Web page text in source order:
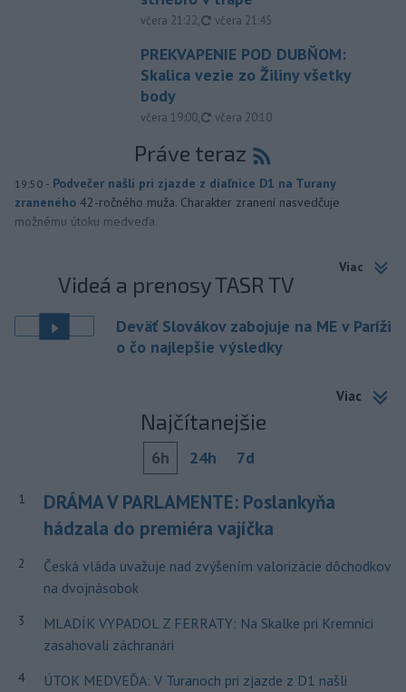
včera 21:22, aktualizované
včera 21:45
PREKVAPENIE POD DUBŇOM:
Skalica vezie zo Žiliny všetky
body
včera 19:00, aktualizované
včera 20:10
Práve teraz
19:50 - Podvečer našli pri zjazde z diaľnice D1 na Turany
zraneného 42-ročného muža. Charakter zranení nasvedčuje
možnému útoku medveďa.
Viac
Videá a prenosy TASR TV
Deväť Slovákov zabojuje na ME v Paríži
o čo najlepšie výsledky
Viac
Najčítanejšie
6h 24h 7d
1
DRÁMA V PARLAMENTE: Poslankyňa
hádzala do premiéra vajíčka
2
Česká vláda uvažuje nad zvýšením valorizácie dôchodkov
na dvojnásobok
3
MLADÍK VYPADOL Z FERRATY: Na Skalke pri Kremnici
zasahovali záchranári
4
ÚTOK MEDVEĎA: V Turanoch pri zjazde z D1 našli